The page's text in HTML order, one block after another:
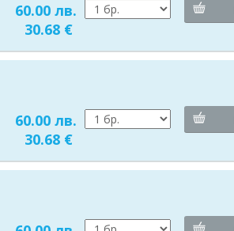
60.00 лв.
30.68 €
60.00 лв.
30.68 €